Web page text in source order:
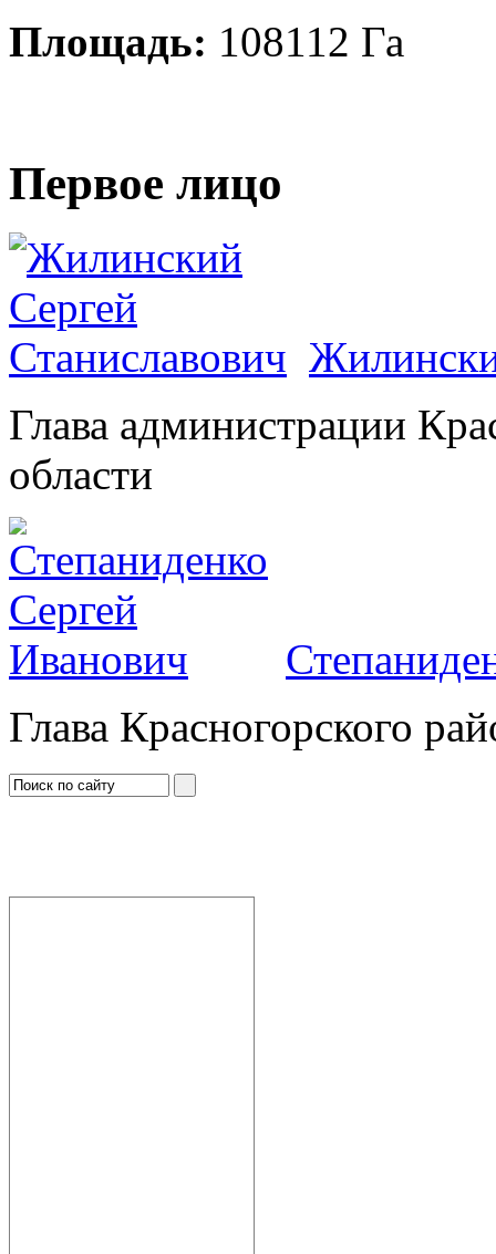
Площадь: 108112 Га
Первое лицо
Глава администрации
области
Глава Красногорского